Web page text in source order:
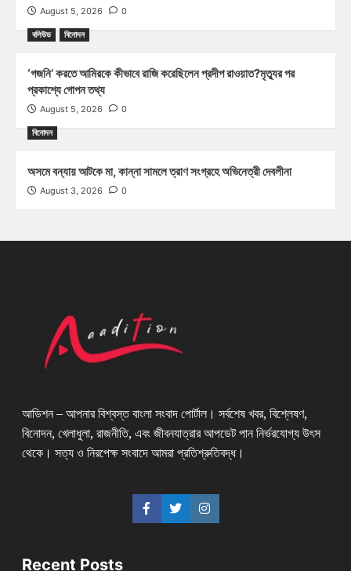
August 5, 2026 0
বলিউড বিনোদন
‘গজনি’ করতে আমিরকে কীভাবে রাজি করেছিলেন প্রদীপ রাওয়াত?মৃত্যুর পর
প্রকাশ্যে গোপন তথ্য
August 5, 2026 0
বিনোদন
অসমে বন্যায় আটকে মা, কান্না সামলে ত্রাণ সংগ্রহে অভিনেত্রী দেবলীনা
August 3, 2026 0
আডিশন – আপনার বিশ্বস্ত বাংলা সংবাদ পোর্টাল। সর্বশেষ খবর, বিশ্লেষণ,
বিনোদন, খেলাধুলা, রাজনীতি, এবং জীবনযাত্রার আপডেট পান নির্ভরযোগ্য উৎস
থেকে। সত্য ও নিরপেক্ষ সংবাদে আমরা প্রতিশ্রুতিবদ্ধ।
Recent Posts